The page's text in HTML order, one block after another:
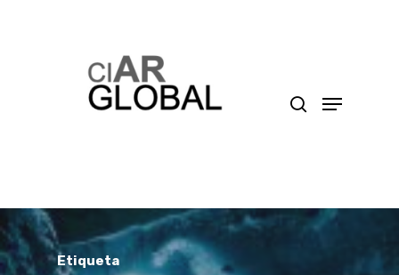
Presione enter para buscar o ESC para cerrar
Etiqueta